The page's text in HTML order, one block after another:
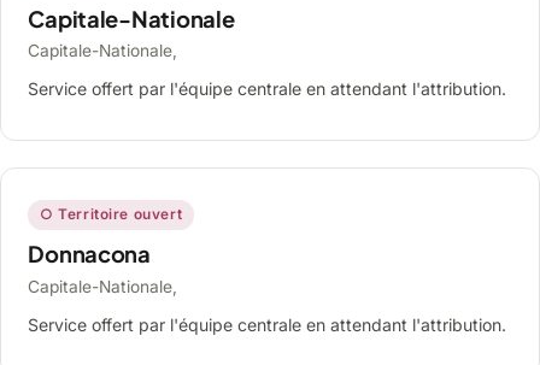
Capitale-Nationale
Capitale-Nationale,
Service offert par l'équipe centrale en attendant l'attribution.
○ Territoire ouvert
Donnacona
Capitale-Nationale,
Service offert par l'équipe centrale en attendant l'attribution.